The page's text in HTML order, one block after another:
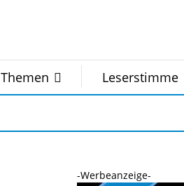
Themen Leserstimme
-Werbeanzeige-